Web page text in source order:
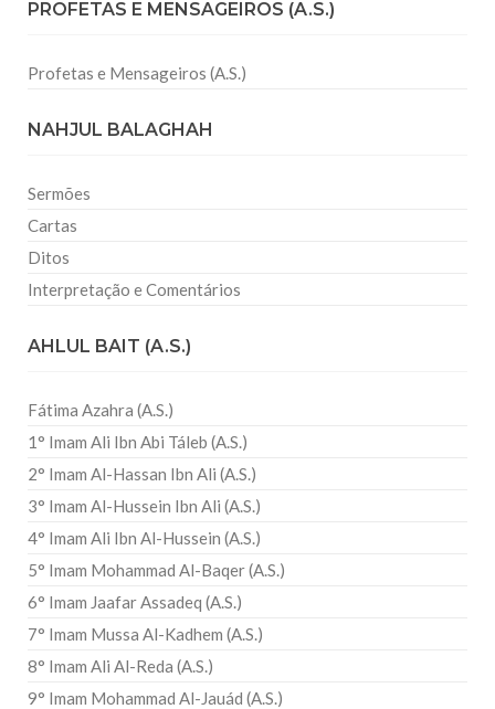
PROFETAS E MENSAGEIROS (A.S.)
Profetas e Mensageiros (A.S.)
NAHJUL BALAGHAH
Sermões
Cartas
Ditos
Interpretação e Comentários
AHLUL BAIT (A.S.)
Fátima Azahra (A.S.)
1° Imam Ali Ibn Abi Táleb (A.S.)
2° Imam Al-Hassan Ibn Ali (A.S.)
3° Imam Al-Hussein Ibn Ali (A.S.)
4° Imam Ali Ibn Al-Hussein (A.S.)
5° Imam Mohammad Al-Baqer (A.S.)
6° Imam Jaafar Assadeq (A.S.)
7° Imam Mussa Al-Kadhem (A.S.)
8° Imam Ali Al-Reda (A.S.)
9° Imam Mohammad Al-Jauád (A.S.)